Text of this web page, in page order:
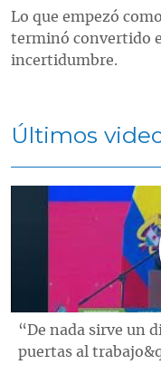
Lo que empezó
terminó convertido
incertidumbre.
Últimos
“De nada sirve un
puertas al